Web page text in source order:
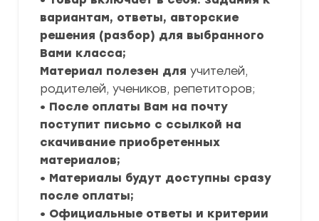
вариантам, ответы, авторские
решения (разбор) для выбранного
Вами класса;
Материал полезен для учителей,
родителей, учеников, репетиторов;
• После оплаты Вам на почту
поступит письмо с ссылкой на
скачивание приобретенных
материалов;
• Материалы будут доступны сразу
после оплаты;
• Официальные ответы и критерии